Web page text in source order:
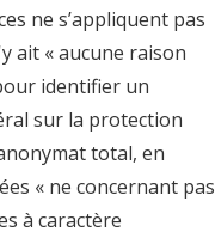
ne s’appliquent pas
ait « aucune raison
identifier un
sur la protection
total, en
« ne concernant pas
à caractère